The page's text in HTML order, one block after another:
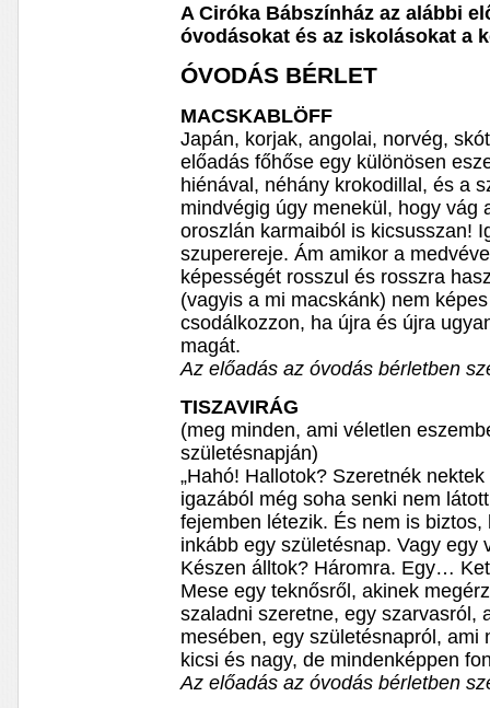
A Ciróka Bábszínház az alábbi
óvodásokat és az iskolásokat a
ÓVODÁS BÉRLET
MACSKABLÖFF
Japán, korjak, angolai, norvég,
előadás főhőse egy különösen
hiénával, néhány krokodillal, és a
mindvégig úgy menekül, hogy vág
oroszlán karmaiból is kicsusszan!
szuperereje. Ám amikor a
képességét rosszul és rosszra
(vagyis a mi macskánk) nem
csodálkozzon, ha újra és újra
magát.
Az előadás az óvodás bérletben
TISZAVIRÁG
(meg minden, ami véletlen
születésnapján)
„Hahó! Hallotok? Szeretnék
igazából még soha senki nem
fejemben létezik. És nem is
inkább egy születésnap. Vagy egy
Készen álltok? Háromra. Egy…
Mese egy teknősről, akinek
szaladni szeretne, egy szarvasról,
mesében, egy születésnapról,
kicsi és nagy, de mindenképpen
Az előadás az óvodás bérletben